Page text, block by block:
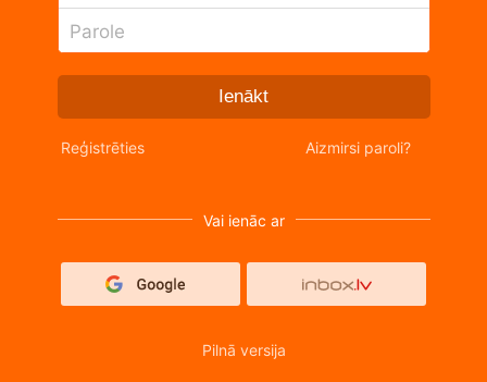
Parole
Ienākt
Reģistrēties Aizmirsi paroli?
Vai ienāc ar
Pilnā versija